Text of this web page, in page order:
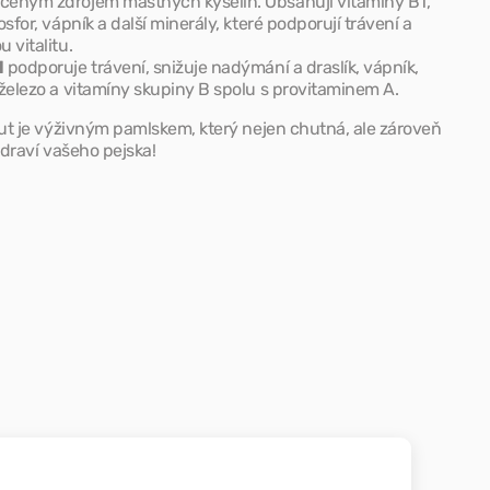
vápník a další minerály, které podporují trávení a
vitalitu.
podporuje trávení, snižuje nadýmání a draslík, vápník,
a vitamíny skupiny B spolu s provitaminem A.
je výživným pamlskem, který nejen chutná, ale zároveň
vašeho pejska!